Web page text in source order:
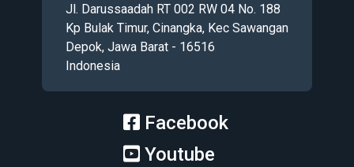
Jl. Darussaadah RT 002 RW 04 No. 188
Kp Bulak Timur, Cinangka, Kec Sawangan
Depok, Jawa Barat - 16516
Indonesia
Facebook
Youtube